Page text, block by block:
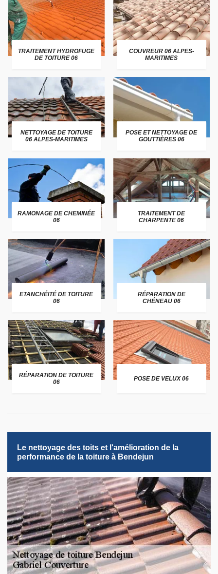
TRAITEMENT HYDROFUGE
DE TOITURE 06
COUVREUR 06 ALPES-
MARITIMES
NETTOYAGE DE TOITURE
06 ALPES-MARITIMES
POSE ET NETTOYAGE DE
GOUTTIÈRES 06
RAMONAGE DE CHEMINÉE
06
TRAITEMENT DE
CHARPENTE 06
ETANCHÉITÉ DE TOITURE
06
RÉPARATION DE
CHÉNEAU 06
RÉPARATION DE TOITURE
06
POSE DE VELUX 06
Le nettoyage des toits et l'amélioration de la
performance de la toiture à Bendejun